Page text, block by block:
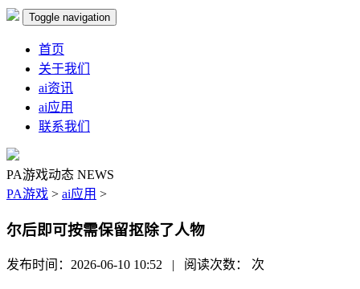
Toggle navigation
首页
关于我们
ai资讯
ai应用
联系我们
PA游戏动态 NEWS
PA游戏 > ai应用 >
尔后即可按需保留抠除了人物
发布时间：2026-06-10 10:52 | 阅读次数： 次